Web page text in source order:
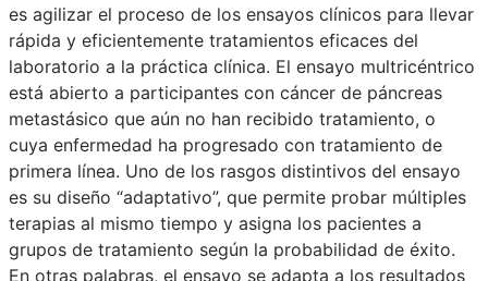
es agilizar el proceso de los ensayos clínicos para llevar
rápida y eficientemente tratamientos eficaces del
laboratorio a la práctica clínica. El ensayo multricéntrico
está abierto a participantes con cáncer de páncreas
metastásico que aún no han recibido tratamiento, o
cuya enfermedad ha progresado con tratamiento de
primera línea. Uno de los rasgos distintivos del ensayo
es su diseño “adaptativo”, que permite probar múltiples
terapias al mismo tiempo y asigna los pacientes a
grupos de tratamiento según la probabilidad de éxito.
En otras palabras, el ensayo se adapta a los resultados